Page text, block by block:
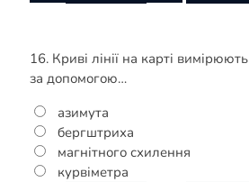
16. Криві лінії на карті вимірюють
за допомогою…
азимута
бергштриха
магнітного схилення
курвіметра